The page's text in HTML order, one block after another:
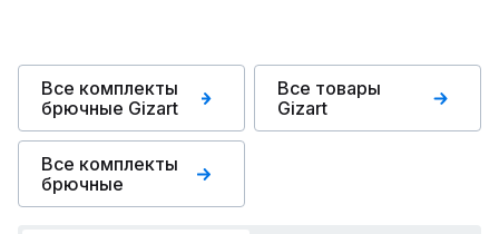
Все комплекты
брючные Gizart
Все товары
Gizart
Все комплекты
брючные